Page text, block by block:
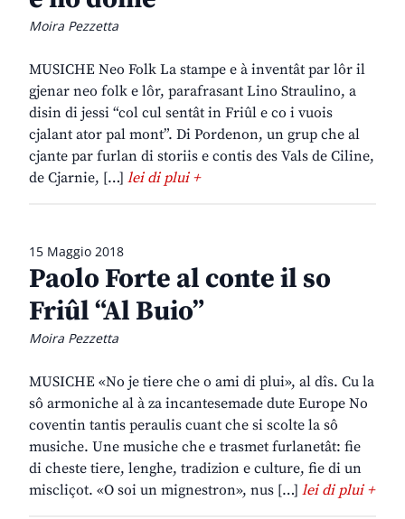
Moira Pezzetta
MUSICHE Neo Folk La stampe e à inventât par lôr il
gjenar neo folk e lôr, parafrasant Lino Straulino, a
disin di jessi “col cul sentât in Friûl e co i vuois
cjalant ator pal mont”. Di Pordenon, un grup che al
cjante par furlan di storiis e contis des Vals de Ciline,
de Cjarnie, […] lei di plui +
15 Maggio 2018
Paolo Forte al conte il so
Friûl “Al Buio”
Moira Pezzetta
MUSICHE «No je tiere che o ami di plui», al dîs. Cu la
sô armoniche al à za incantesemade dute Europe No
coventin tantis peraulis cuant che si scolte la sô
musiche. Une musiche che e trasmet furlanetât: fie
di cheste tiere, lenghe, tradizion e culture, fie di un
miscliçot. «O soi un mignestron», nus […] lei di plui +